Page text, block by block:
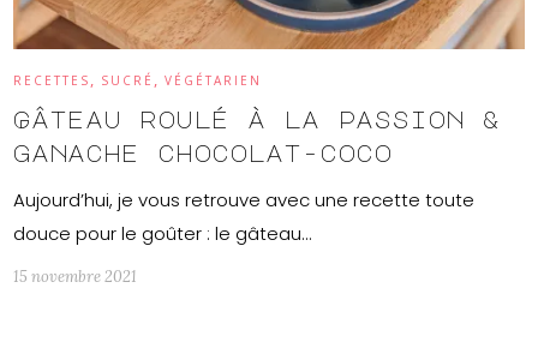
RECETTES , SUCRÉ , VÉGÉTARIEN
Gâteau roulé à la passion &
ganache chocolat-coco
Aujourd’hui, je vous retrouve avec une recette toute
douce pour le goûter : le gâteau…
15 novembre 2021